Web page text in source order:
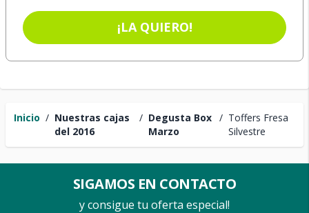
Inicio / Nuestras cajas
del 2016
/ Degusta Box
Marzo
/ Toffers Fresa
Silvestre
¡LA QUIERO!
SIGAMOS EN CONTACTO
y consigue tu oferta especial!